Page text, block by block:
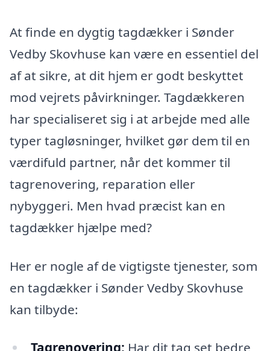
At finde en dygtig tagdækker i Sønder
Vedby Skovhuse kan være en essentiel del
af at sikre, at dit hjem er godt beskyttet
mod vejrets påvirkninger. Tagdækkeren
har specialiseret sig i at arbejde med alle
typer tagløsninger, hvilket gør dem til en
værdifuld partner, når det kommer til
tagrenovering, reparation eller
nybyggeri. Men hvad præcist kan en
tagdækker hjælpe med?
Her er nogle af de vigtigste tjenester, som
en tagdækker i Sønder Vedby Skovhuse
kan tilbyde: